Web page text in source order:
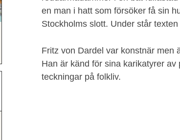
en man i hatt som försöker få sin
Stockholms slott. Under står
Fritz von Dardel var konstnär men
Han är känd för sina karikatyrer
teckningar på folkliv.